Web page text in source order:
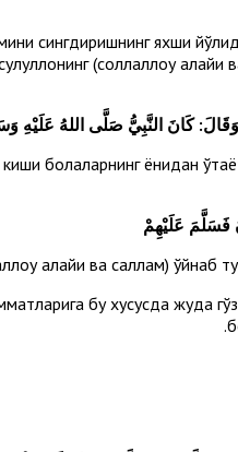
сингдиришнинг яхши
(соллаллоҳу
كَانَ النَّبِيُّ صَلَّى اللهُ عَلَيْهِ
болаларнинг ёнидан
فَسَلَّمَ عَلَيْهِمْ
алайҳи ва саллам) ўйнаб
бу хусусда жуда